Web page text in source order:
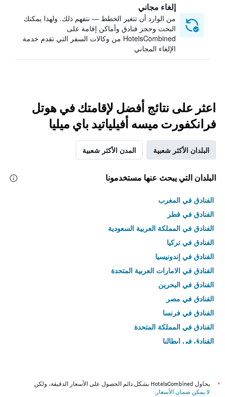
إلغاء مجاني
من الوارد أن تتغير الخطط — نتفهم ذلك. ولهذا يمكنك
البحث وحجز فنادق وأماكن إقامة على
HotelsCombined من وكالات السفر التي تقدم خدمة
الإلغاء المجاني
اعثر على نتائج أفضل لإقامتك في هوتل
فرانكفورت ميسه أفيلياتيد باي ميليا
البلدان الأكثر شعبية المدن الأكثر شعبية
البلدان التي يبحث عنها مستخدمونا
الفنادق في المغرب
الفنادق في قطر
الفنادق في المملكة العربية السعودية
الفنادق في تركيا
الفنادق في إندونيسيا
الفنادق في الامارات العربية المتحدة
الفنادق في البحرين
الفنادق في مصر
الفنادق في فرنسا
الفنادق في المملكة المتحدة
الفنادق في إيطاليا
*
يحاول HotelsCombined بشكل دائم الحصول على الأسعار الدقيقة، ولكن
لا يمكن ضمان الأسعار .